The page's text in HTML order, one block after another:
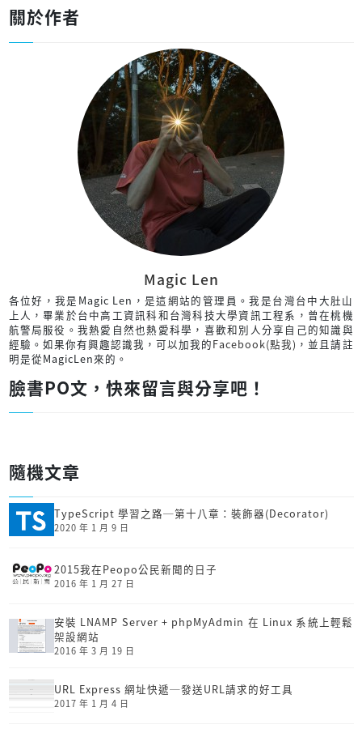
關於作者
Magic Len
各位好，我是Magic Len，是這網站的管理員。我是台灣台中大肚山
上人，畢業於台中高工資訊科和台灣科技大學資訊工程系，曾在桃機
航警局服役。我熱愛自然也熱愛科學，喜歡和別人分享自己的知識與
經驗。如果你有興趣認識我，可以加我的Facebook(點我) ，並且請註
明是從MagicLen來的。
臉書PO文，快來留言與分享吧！
隨機文章
TypeScript 學習之路─第十八章：裝飾器(Decorator)
2020 年 1 月 9 日
2015我在Peopo公民新聞的日子
2016 年 1 月 27 日
安裝 LNAMP Server + phpMyAdmin 在 Linux 系統上輕鬆
架設網站
2016 年 3 月 19 日
URL Express 網址快遞─發送URL請求的好工具
2017 年 1 月 4 日